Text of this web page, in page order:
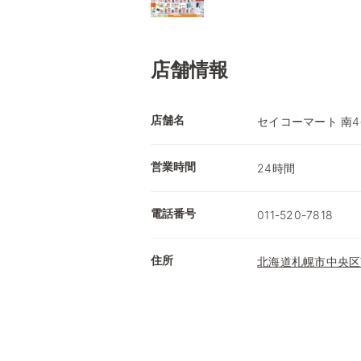
店舗情報
店舗名 セイコーマート 南
営業時間 24時間
電話番号 011-520-7818
住所 北海道札幌市中央